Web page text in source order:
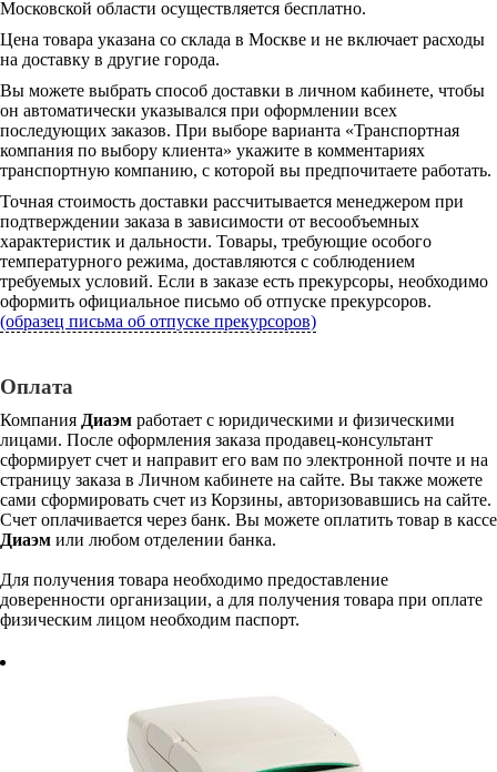
Московской области осуществляется бесплатно.
Цена товара указана со склада в Москве и не включает расходы
на доставку в другие города.
Вы можете выбрать способ доставки в личном кабинете, чтобы
он автоматически указывался при оформлении всех
последующих заказов. При выборе варианта «Транспортная
компания по выбору клиента» укажите в комментариях
транспортную компанию, с которой вы предпочитаете работать.
Точная стоимость доставки рассчитывается менеджером при
подтверждении заказа в зависимости от весообъемных
характеристик и дальности. Товары, требующие особого
температурного режима, доставляются с соблюдением
требуемых условий. Если в заказе есть прекурсоры, необходимо
оформить официальное письмо об отпуске прекурсоров.
(образец письма об отпуске прекурсоров)
Оплата
Компания Диаэм работает с юридическими и физическими
лицами. После оформления заказа продавец-консультант
сформирует счет и направит его вам по электронной почте и на
страницу заказа в Личном кабинете на сайте. Вы также можете
сами сформировать счет из Корзины, авторизовавшись на сайте.
Счет оплачивается через банк. Вы можете оплатить товар в кассе
Диаэм или любом отделении банка.
Для получения товара необходимо предоставление
доверенности организации, а для получения товара при оплате
физическим лицом необходим паспорт.